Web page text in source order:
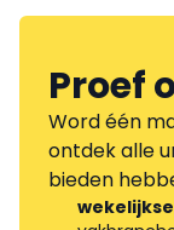
Proef
Word één
ontdek alle
bieden